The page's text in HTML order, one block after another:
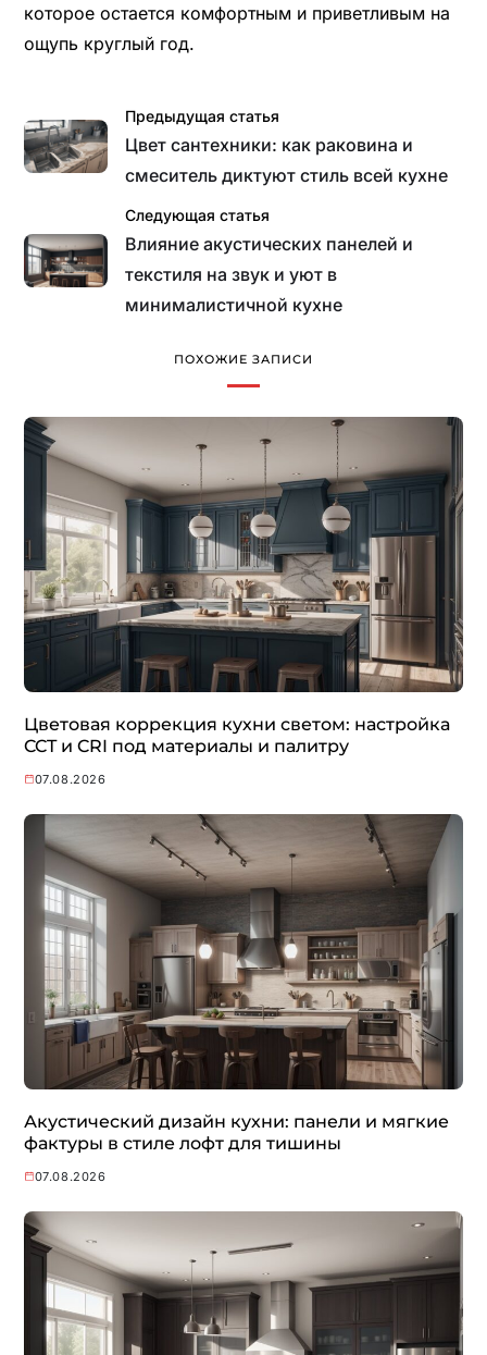
которое остается комфортным и приветливым на
ощупь круглый год.
Предыдущая статья
Цвет сантехники: как раковина и
смеситель диктуют стиль всей кухне
Следующая статья
Влияние акустических панелей и
текстиля на звук и уют в
минималистичной кухне
ПОХОЖИЕ ЗАПИСИ
Цветовая коррекция кухни светом: настройка
CCT и CRI под материалы и палитру
07.08.2026
Акустический дизайн кухни: панели и мягкие
фактуры в стиле лофт для тишины
07.08.2026